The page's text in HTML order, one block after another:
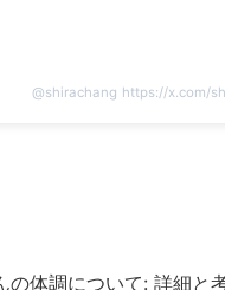
@shirachang https://x.com/
体調について: 詳細と